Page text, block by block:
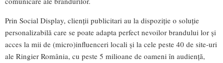
Prin Social Display, clienții publicitari au la dispoziție o soluție
personalizabilă care se poate adapta perfect nevoilor brandului lor și
acces la mii de (micro)influenceri locali și la cele peste 40 de site-uri
ale Ringier România, cu peste 5 milioane de oameni în audiență,